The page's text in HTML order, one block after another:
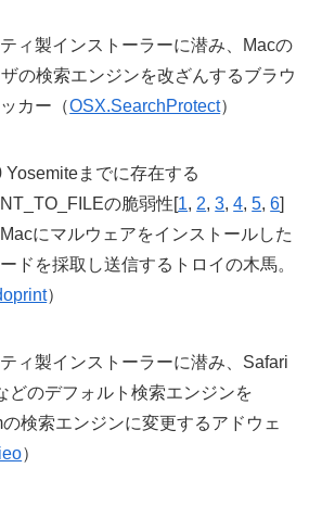
ィ製インストーラーに潜み、Macの
の検索エンジンを改ざんするブラウ
カー（OSX.SearchProtect）
Yosemiteまでに存在する
の脆弱性[1, 2,3,4,5,6]
にマルウェアをインストールした
ドを採取し送信するトロイの木馬。
）
ィ製インストーラーに潜み、Safari
どのデフォルト検索エンジンを
検索エンジンに変更するアドウェ
）